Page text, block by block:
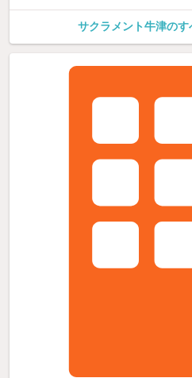
サクラメント牛津の